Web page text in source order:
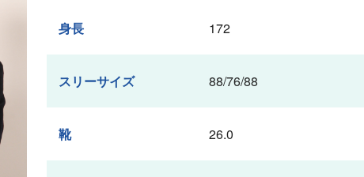
身長 172
スリーサイズ 88/76/88
靴 26.0